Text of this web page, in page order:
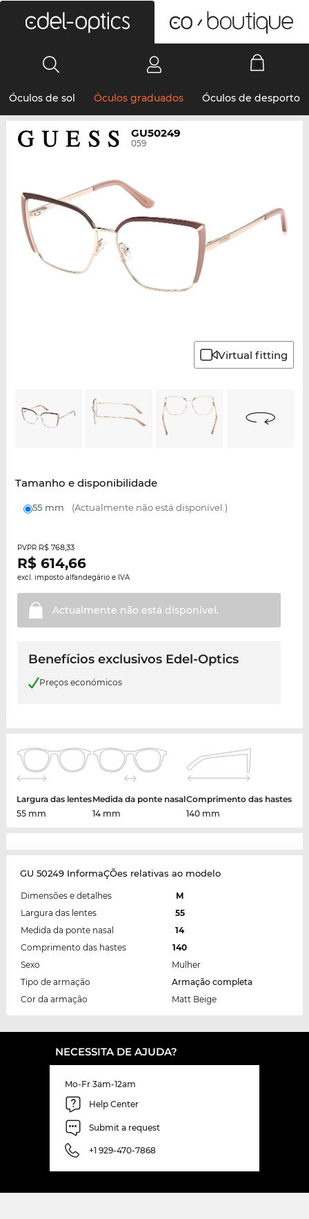
Óculos de sol Óculos graduados Óculos de desporto
GU50249
059
Virtual fitting
Tamanho e disponibilidade
55 mm (Actualmente não está disponível.)
PVPR R$ 768,33
R$ 614,66
excl. imposto alfandegário e IVA
Actualmente não está disponível.
Benefícios exclusivos Edel-Optics
Preços económicos
Largura das lentes
55 mm
Medida da ponte nasal
14 mm
Comprimento das hastes
140 mm
GU 50249 InformaÇÕes relativas ao modelo
Dimensões e detalhes
M
Largura das lentes
55
Medida da ponte nasal
14
Comprimento das hastes
140
Sexo
Mulher
Tipo de armação
Armação completa
Cor da armação
Matt Beige
NECESSITA DE AJUDA?
Mo-Fr 3am-12am
Help Center
Submit a request
+1 929-470-7868